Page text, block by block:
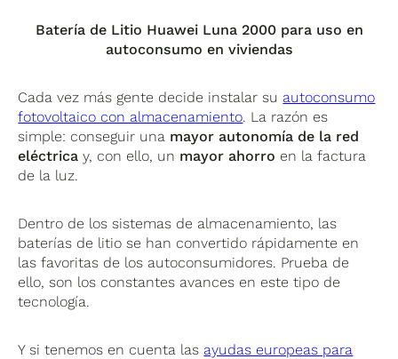
Batería de Litio Huawei Luna 2000 para uso en
autoconsumo en viviendas
Cada vez más gente decide instalar su autoconsumo
fotovoltaico con almacenamiento. La razón es
simple: conseguir una mayor autonomía de la red
eléctrica y, con ello, un mayor ahorro en la factura
de la luz.
Dentro de los sistemas de almacenamiento, las
baterías de litio se han convertido rápidamente en
las favoritas de los autoconsumidores. Prueba de
ello, son los constantes avances en este tipo de
tecnología.
Y si tenemos en cuenta las ayudas europeas para